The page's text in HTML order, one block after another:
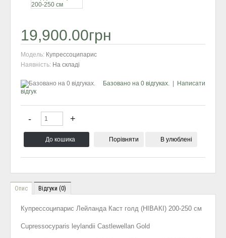
19,900.00грн
Модель: Купресcоципарис
Наявність: На складі
Базовано на 0 відгуках.
Написати
відгук
Порівняти В улюблені
Опис Відгуки (0)
Купресcоципарис Лейланда Каст голд (НІВАКІ) 200-250 см
Cupressocyparis leylandii Castlewellan Gold